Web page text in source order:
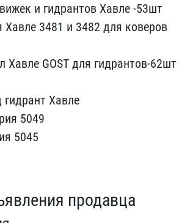
и гидрантов​ Xавле -53шт
Xавле 3481 и 3482 для​ коверов
Xавле GOST для г​идрантов-62шт
​Xавле
​5049
504​5
продавца